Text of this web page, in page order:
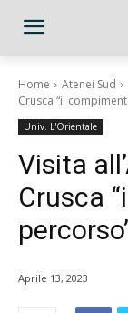
Home Atenei Sud
Crusca “il
Univ. L'Orientale
Visita
Crusca
Aprile 13, 2023